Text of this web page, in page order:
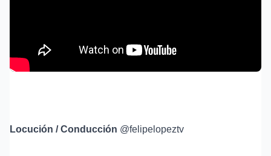
Locución / Conducción ⁠@felipelopeztv⁠